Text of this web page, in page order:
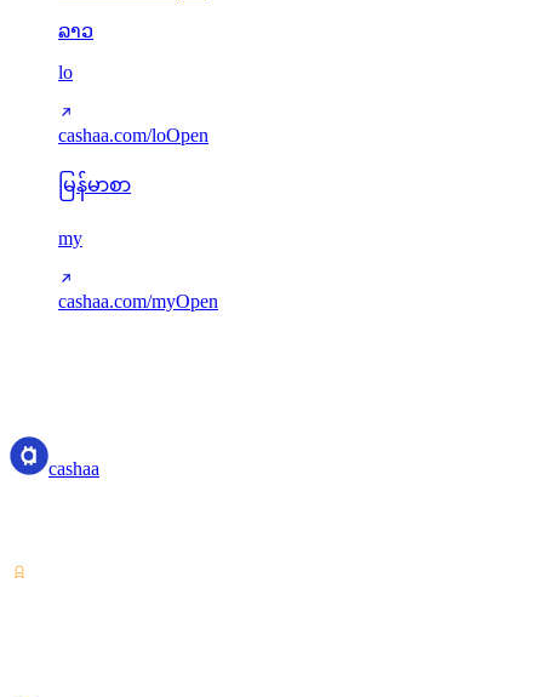
ລາວ
lo
cashaa.com/loOpen
မြန်မာစာ
my
cashaa.com/myOpen
cashaa